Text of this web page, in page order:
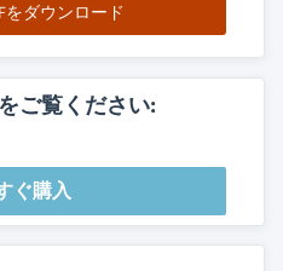
をダウンロード
ご覧ください:
ぐ購入